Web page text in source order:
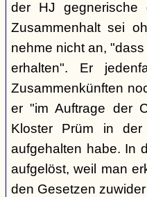
der HJ gegnerische
Zusammenhalt sei
nehme nicht an,
erhalten". Er
Zusammenkünften
er "im Auftrage der
Kloster Prüm in
aufgehalten habe. In
aufgelöst, weil man
den Gesetzen